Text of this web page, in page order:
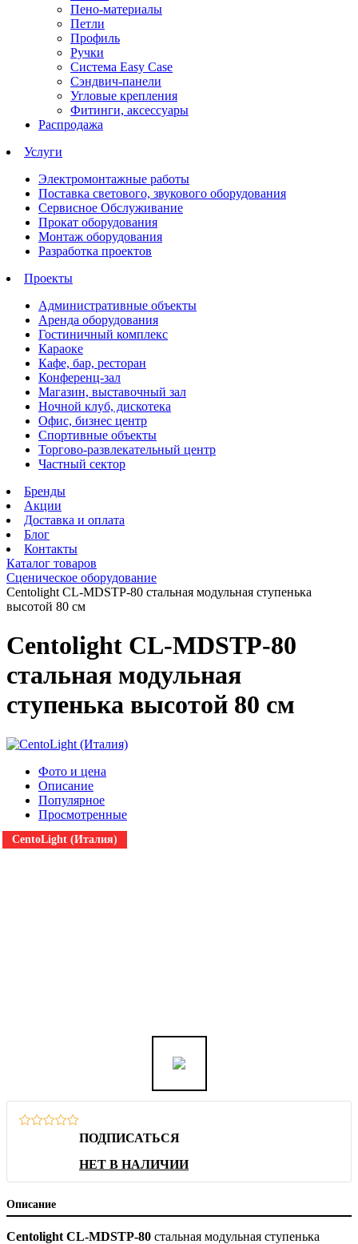
Пено-материалы
Петли
Профиль
Ручки
Система Easy Case
Сэндвич-панели
Угловые крепления
Фитинги, аксессуары
Распродажа
Услуги
Электромонтажные работы
Поставка светового, звукового оборудования
Сервисное Обслуживание
Прокат оборудования
Монтаж оборудования
Разработка проектов
Проекты
Административные объекты
Аренда оборудования
Гостиничный комплекс
Караоке
Кафе, бар, ресторан
Конференц-зал
Магазин, выставочный зал
Ночной клуб, дискотека
Офис, бизнес центр
Спортивные объекты
Торгово-развлекательный центр
Частный сектор
Бренды
Акции
Доставка и оплата
Блог
Контакты
Каталог товаров
Сценическое оборудование
Centolight CL-MDSTP-80 стальная модульная ступенька
высотой 80 см
Centolight CL-MDSTP-80
стальная модульная
ступенька высотой 80 см
Фото и цена
Описание
Популярное
Просмотренные
CentoLight (Италия)
ПОДПИСАТЬСЯ
НЕТ В НАЛИЧИИ
Описание
Centolight CL-MDSTP-80 стальная модульная ступенька